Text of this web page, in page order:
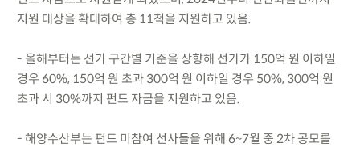
지원 대상을 확대하여 총 11척을 지원하고 있음.
- 올해부터는 선가 구간별 기준을 상향해 선가가 150억 원 이하일
경우 60%, 150억 원 초과 300억 원 이하일 경우 50%, 300억 원
초과 시 30%까지 펀드 자금을 지원하고 있음.
- 해양수산부는 펀드 미참여 선사들을 위해 6~7월 중 2차 공모를